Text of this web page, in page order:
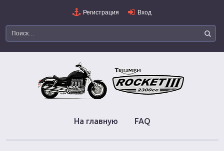
Регистрация Вход
На главную FAQ